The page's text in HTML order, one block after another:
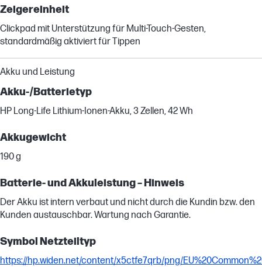
Zeigereinheit
Clickpad mit Unterstützung für Multi-Touch-Gesten,
standardmäßig aktiviert für Tippen
Akku und Leistung
Akku-/Batterietyp
HP Long-Life Lithium-Ionen-Akku, 3 Zellen, 42 Wh
Akkugewicht
190 g
Batterie- und Akkuleistung – Hinweis
Der Akku ist intern verbaut und nicht durch die Kundin bzw. den
Kunden austauschbar. Wartung nach Garantie.
Symbol Netzteiltyp
https://hp.widen.net/content/x5ctfe7qrb/png/